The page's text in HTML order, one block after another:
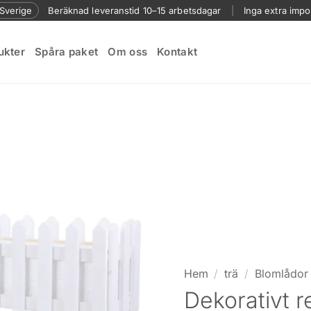
Beräknad leveranstid 10–15 arbetsdagar Inga extra
Spåra paket Om oss Kontakt
Hem / trä / Blomlådor
Dekorativt